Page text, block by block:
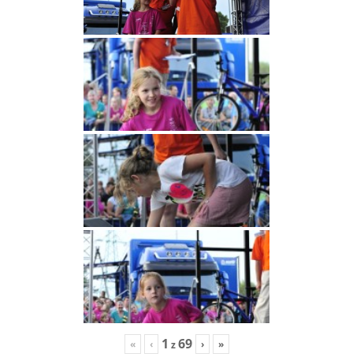
« ‹ 1 z69 › »